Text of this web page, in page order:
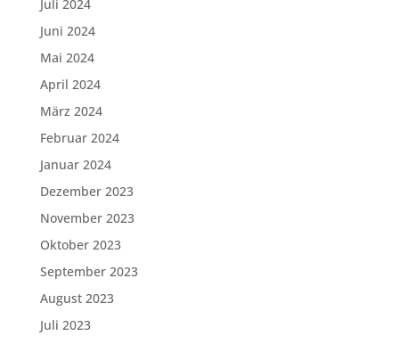
Juli 2024
Juni 2024
Mai 2024
April 2024
März 2024
Februar 2024
Januar 2024
Dezember 2023
November 2023
Oktober 2023
September 2023
August 2023
Juli 2023